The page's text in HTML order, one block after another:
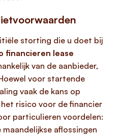
storting die u doet bij
financieren lease
van de aanbieder,
voor startende
vaak de kans op
risico voor de financier
particulieren voordelen:
aflossingen